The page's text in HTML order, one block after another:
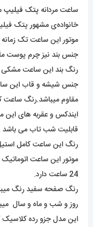
ساعت مردانه پتک فیلیپ
خانواده‌ی مشهور پتک
موتور این ساعت تک
جنس بند نیز چرم پوست
رنگ بند این ساعت مشکی
جنس شیشه و قاب این
مقاوم میباشد.رنگ ساعت
ایندکس و عقربه های
قابلیت شب تاب می باشد
رنگ این ساعت کامل
موتور این ساعت
24 ساعت دارد.
رنگ صفحه سفید رنگ
روز و شب و ماه و سال
این مدل جزو رده